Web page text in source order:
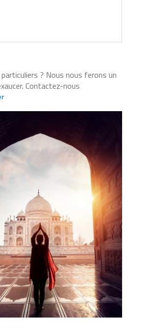
? Nous nous ferons un
Contactez-nous